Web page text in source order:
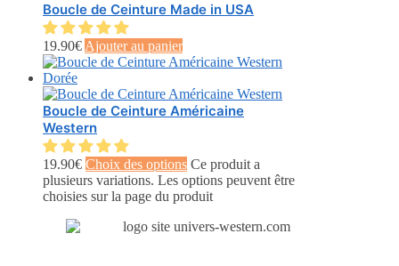
Boucle de Ceinture Made in USA
19.90€ Ajouter au panier
Boucle de Ceinture Américaine
Western
19.90€ Choix des options Ce produit a
plusieurs variations. Les options peuvent être
choisies sur la page du produit